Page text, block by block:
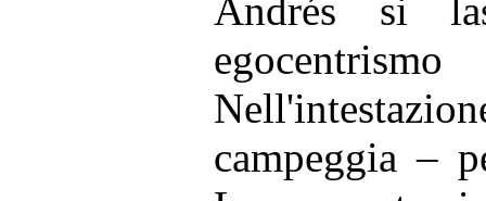
Andrés si
campeggia –